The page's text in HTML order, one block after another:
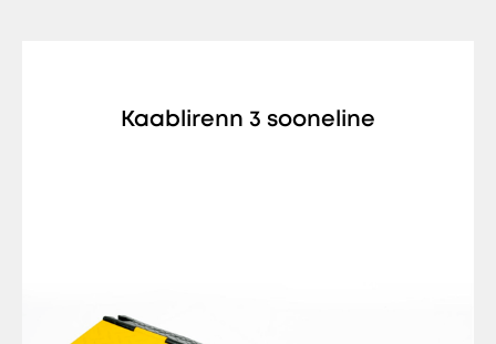
Kaablirenn 3 sooneline